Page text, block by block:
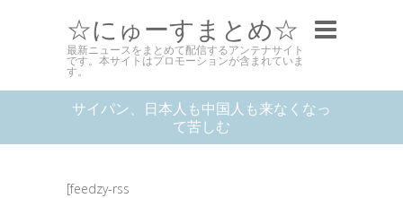
☆にゅーすまとめ☆
最新ニュースをまとめて配信するアンテナサイト
です。本サイトはプロモーションが含まれていま
す。
サイパン、日本人も中国人も来なくなっ
て苦しむ
[feedzy-rss